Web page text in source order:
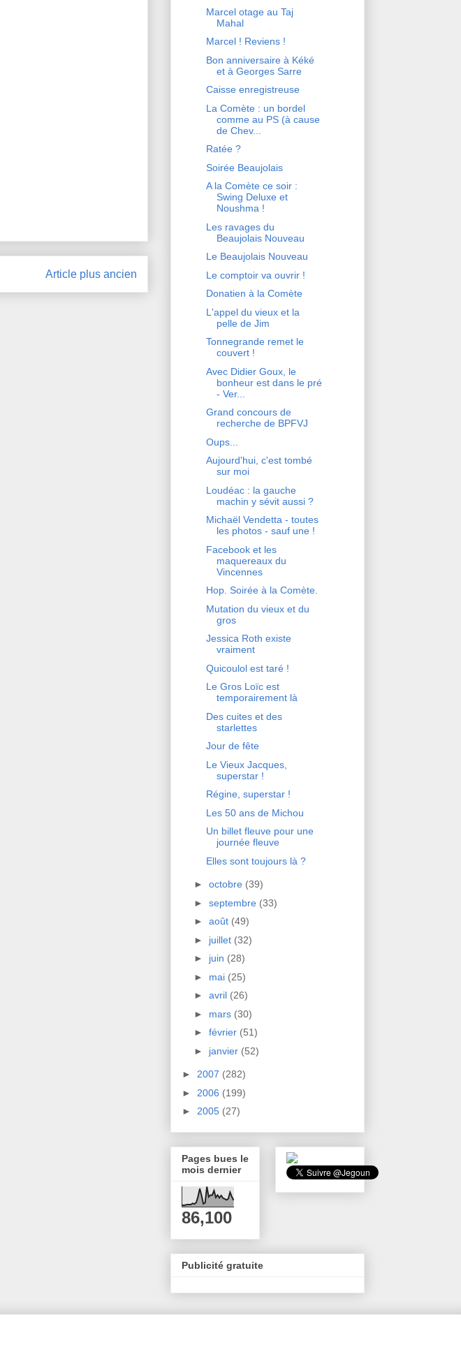
Article plus ancien
Marcel otage au Taj
Mahal
Marcel ! Reviens !
Bon anniversaire à Kéké
et à Georges Sarre
Caisse enregistreuse
La Comète : un bordel
comme au PS (à cause
de Chev...
Ratée ?
Soirée Beaujolais
A la Comète ce soir :
Swing Deluxe et
Noushma !
Les ravages du
Beaujolais Nouveau
Le Beaujolais Nouveau
Le comptoir va ouvrir !
Donatien à la Comète
L'appel du vieux et la
pelle de Jim
Tonnegrande remet le
couvert !
Avec Didier Goux, le
bonheur est dans le pré
- Ver...
Grand concours de
recherche de BPFVJ
Oups...
Aujourd'hui, c'est tombé
sur moi
Loudéac : la gauche
machin y sévit aussi ?
Michaël Vendetta - toutes
les photos - sauf une !
Facebook et les
maquereaux du
Vincennes
Hop. Soirée à la Comète.
Mutation du vieux et du
gros
Jessica Roth existe
vraiment
Quicoulol est taré !
Le Gros Loïc est
temporairement là
Des cuites et des
starlettes
Jour de fête
Le Vieux Jacques,
superstar !
Régine, superstar !
Les 50 ans de Michou
Un billet fleuve pour une
journée fleuve
Elles sont toujours là ?
► octobre (39)
► septembre (33)
► août (49)
► juillet (32)
► juin (28)
► mai (25)
► avril (26)
► mars (30)
► février (51)
► janvier (52)
► 2007 (282)
► 2006 (199)
► 2005 (27)
Pages bues le
mois dernier
86,100
Publicité gratuite